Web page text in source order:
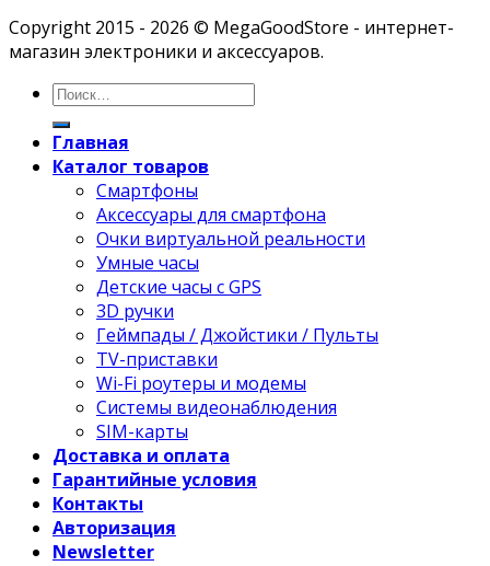
Copyright 2015 - 2026 © MegaGoodStore - интернет-
магазин электроники и аксессуаров.
Главная
Каталог товаров
Смартфоны
Аксессуары для смартфона
Очки виртуальной реальности
Умные часы
Детские часы с GPS
3D ручки
Геймпады / Джойстики / Пульты
TV-приставки
Wi-Fi роутеры и модемы
Системы видеонаблюдения
SIM-карты
Доставка и оплата
Гарантийные условия
Контакты
Авторизация
Newsletter